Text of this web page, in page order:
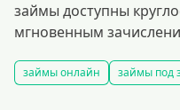
займы доступны
мгновенным
займы онлайн займы под